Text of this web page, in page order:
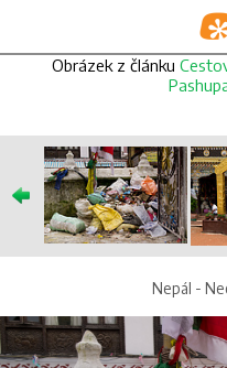
Obrázek z článku
Nepál -